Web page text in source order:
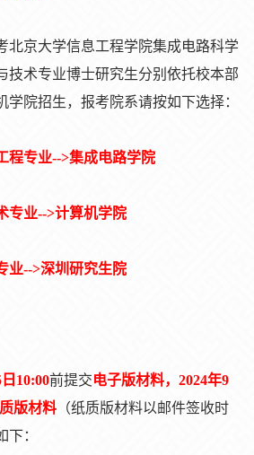
北京大学信息工程学院集成电路科学
技术专业博士研究生分别依托校本部
学院招生， 报考院系请按如下选择：
程专业-->集成电路学院
专业-->计算机学院
业-->深圳研究生院
日 10:00前提交电子版材料， 2024年9
版材料 （纸质版材料以邮件签收时
：